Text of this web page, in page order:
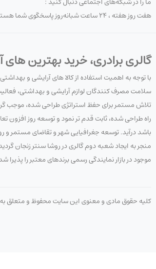
هفت روز هفته ، ۲۴ ساعت شبانه‌روز پاسخگوی شما هستیم
گالری برادری، خرید بهترین
با توجه به اهمیت استفاده از کالا های آرایشی و
تلاش مستمر برای حفظ استراتژی طراحی شده، موجب
راه طراحی شده، ثابت قدم تر نمود و توسعه روز
باشد درآید. توسعه جغرافیایی شهر و تقاضای مستمر و
منجر به ایجاد شعبه دوم گالری در روشا سنتر زنجان
موجود در بازار نمایندگی رسمی برندهای معتبر را
کلیه حقوق مادی و معنوی این سایت محفوظ و متعلق